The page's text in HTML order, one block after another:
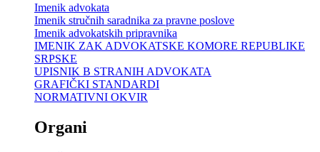
Imenik advokata
Imenik stručnih saradnika za pravne poslove
Imenik advokatskih pripravnika
IMENIK ZAK ADVOKATSKE KOMORE REPUBLIKE
SRPSKE
UPISNIK B STRANIH ADVOKATA
GRAFIČKI STANDARDI
NORMATIVNI OKVIR
Organi